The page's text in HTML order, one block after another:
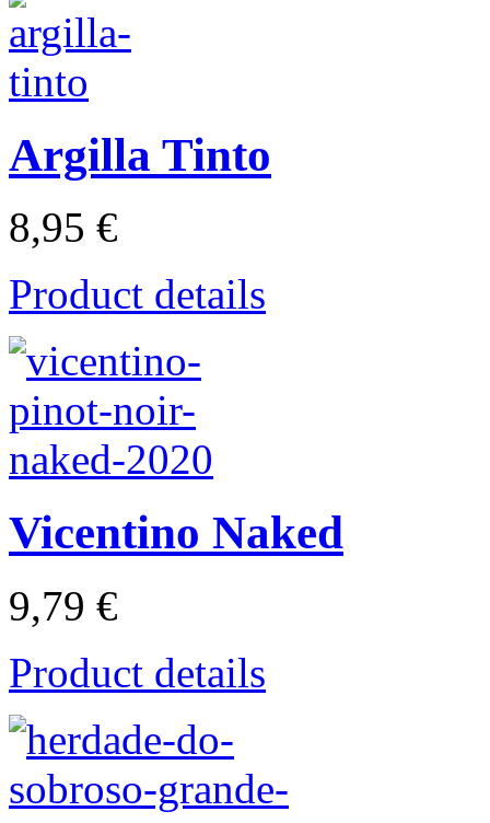
Argilla Tinto
8,95 €
Product details
Vicentino Naked
9,79 €
Product details